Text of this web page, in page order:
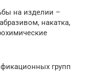
на изделии –
накатка,
групп